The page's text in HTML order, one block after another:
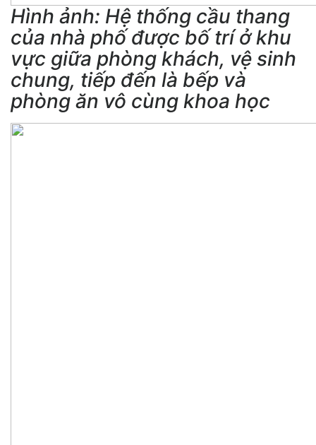
Hình ảnh: Hệ thống cầu thang
của nhà phố được bố trí ở khu
vực giữa phòng khách, vệ sinh
chung, tiếp đến là bếp và
phòng ăn vô cùng khoa học